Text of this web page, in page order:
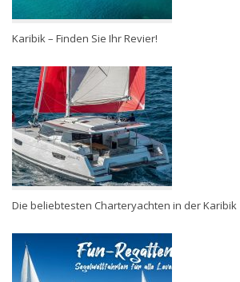
Karibik – Finden Sie Ihr Revier!
Die beliebtesten Charteryachten in der Karibik